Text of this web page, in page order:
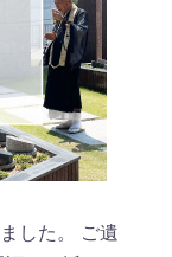
した。 ご遺